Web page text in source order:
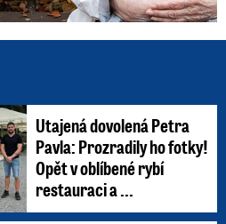
Utajená dovolená Petra
Pavla: Prozradily ho fotky!
Opět v oblíbené rybí
restauraci a ...